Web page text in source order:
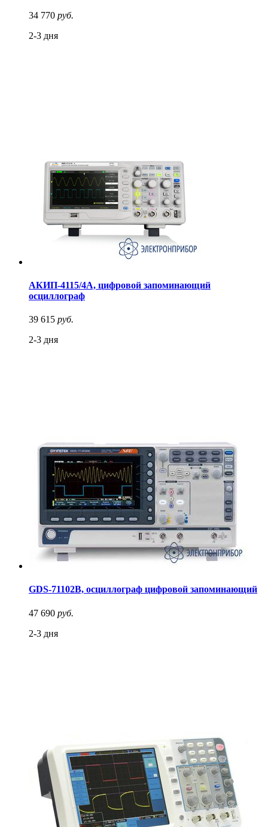
34 770 руб.
2-3 дня
АКИП-4115/4А, цифровой запоминающий
осциллограф
39 615 руб.
2-3 дня
GDS-71102B, осциллограф цифровой запоминающий
47 690 руб.
2-3 дня